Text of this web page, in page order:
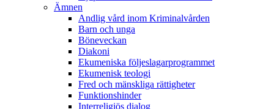
Ämnen
Andlig vård inom Kriminalvården
Barn och unga
Böneveckan
Diakoni
Ekumeniska följeslagarprogrammet
Ekumenisk teologi
Fred och mänskliga rättigheter
Funktionshinder
Interreligiös dialog